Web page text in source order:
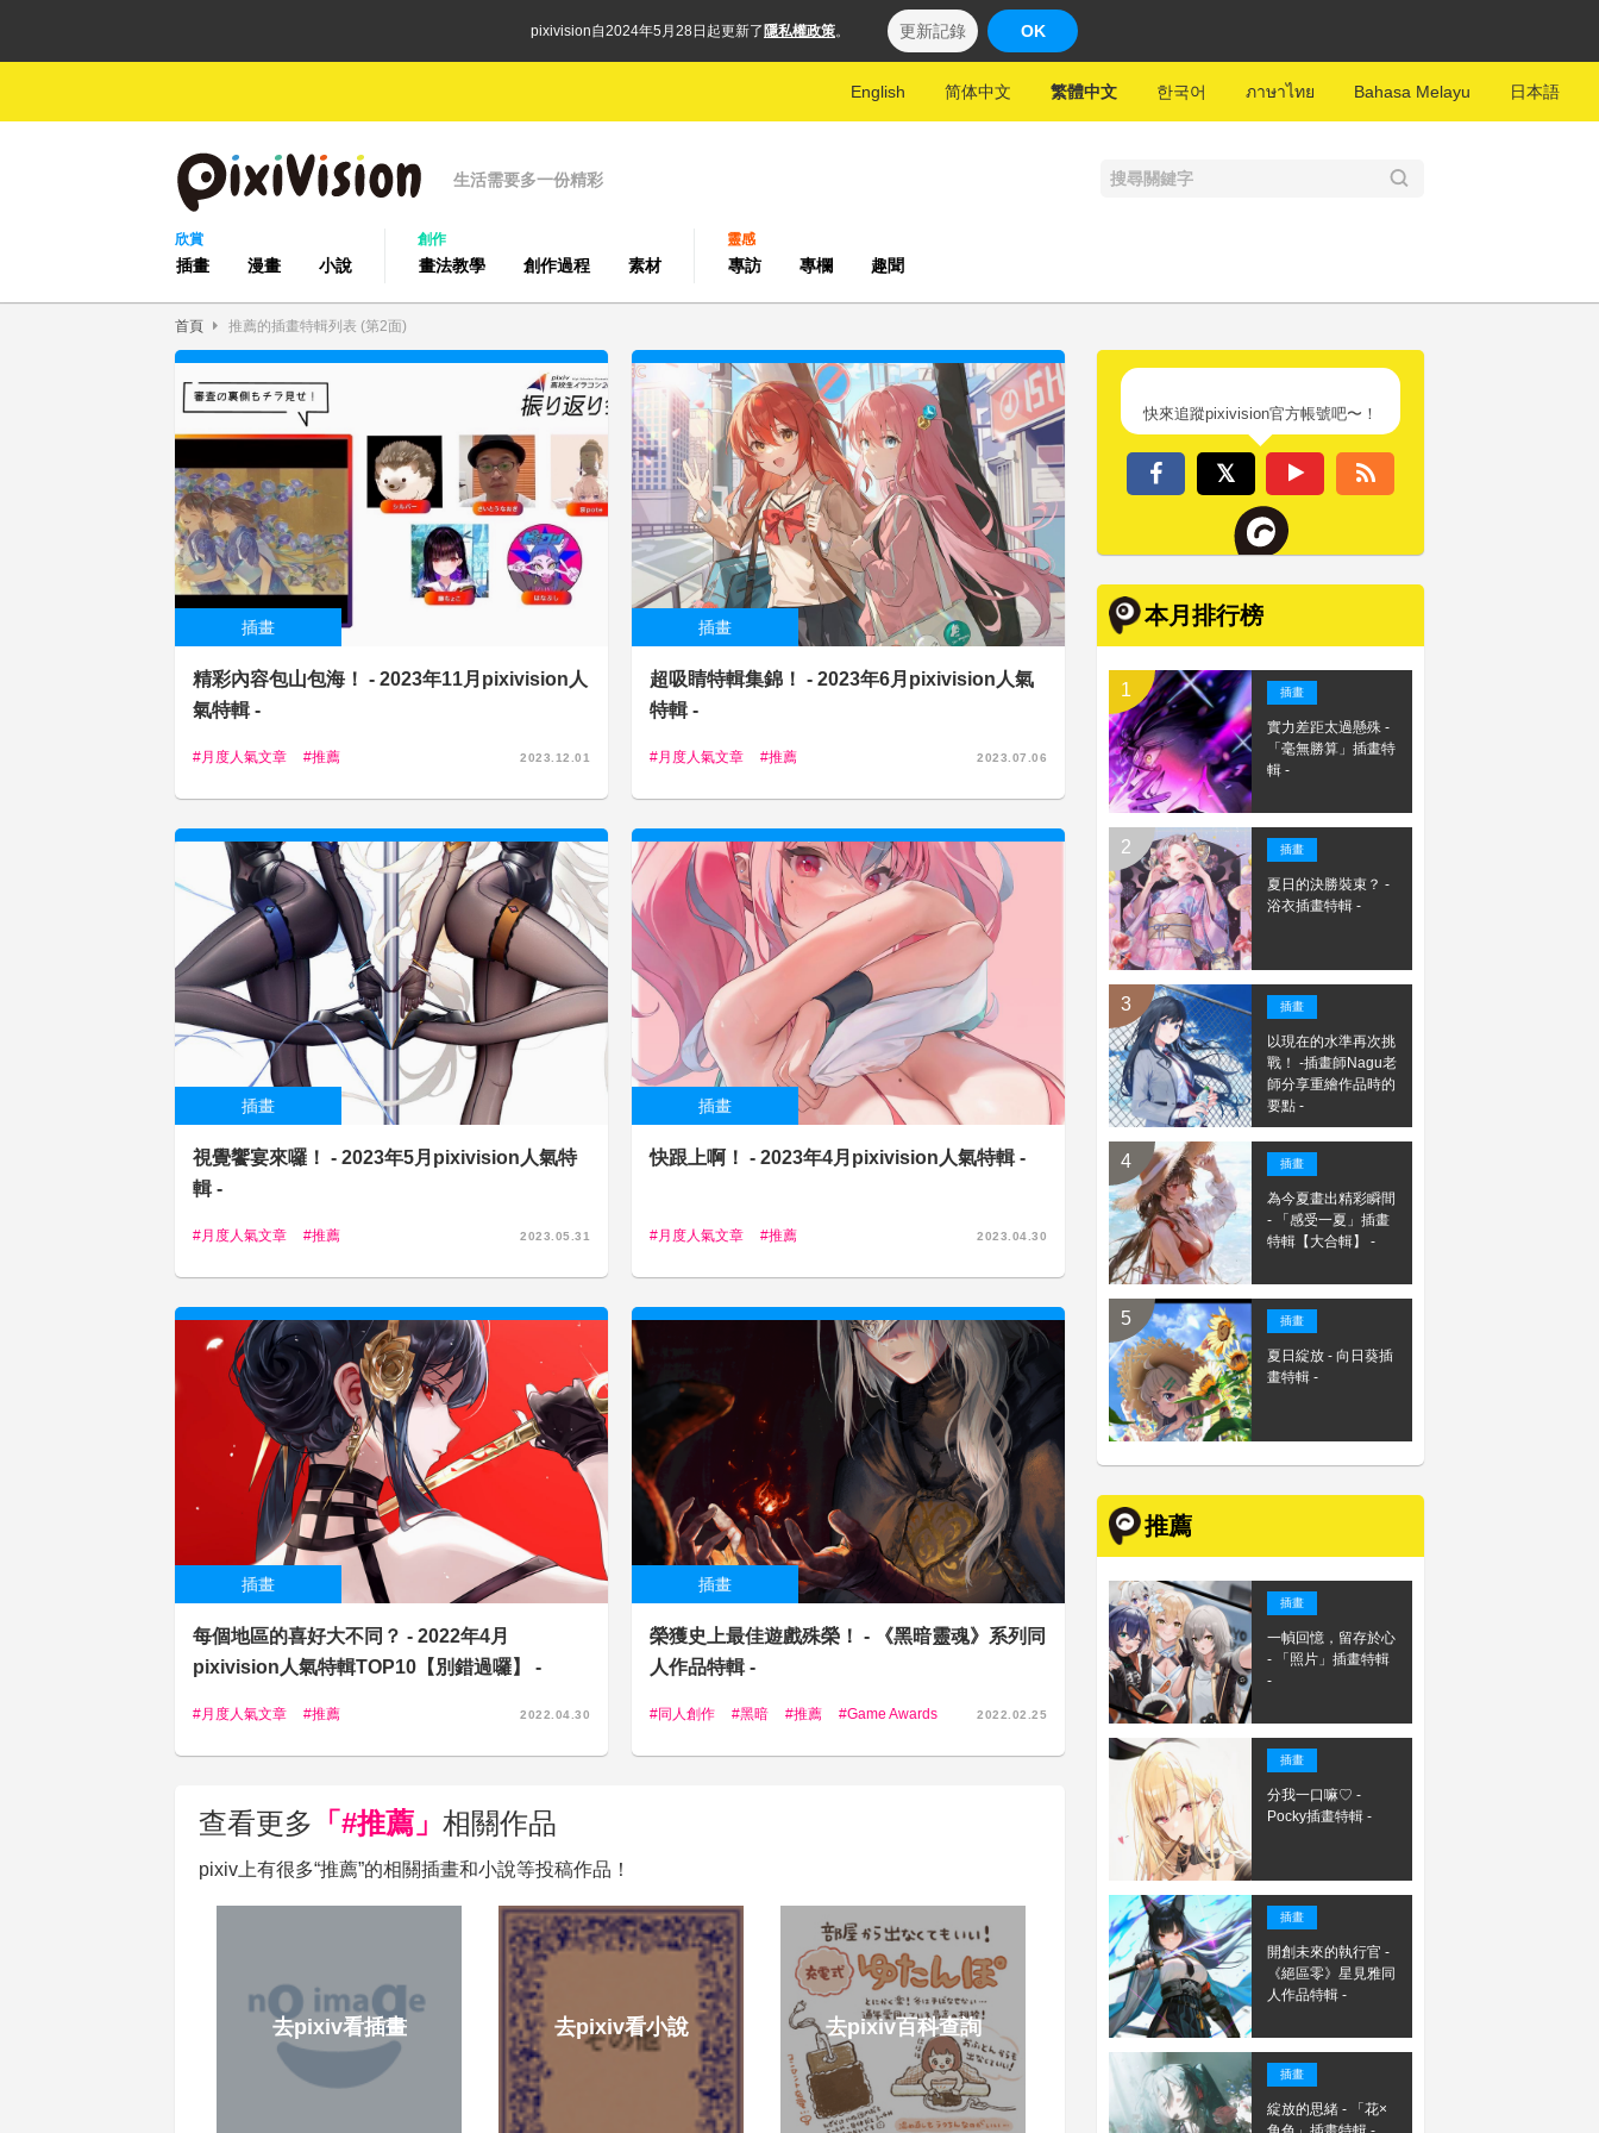
pixivision自2024年5月28日起更新了 隱私權政策。 更新記錄 OK
English 简体中文 繁體中文 한국어 ภาษาไทย Bahasa Melayu 日本語
生活需要多一份精彩
欣賞
插畫 漫畫 小說
創作
畫法教學 創作過程 素材
靈感
專訪 專欄 趣聞
首頁 推薦的插畫特輯列表 (第2面)
插畫
精彩內容包山包海！ - 2023年11月pixivision人
氣特輯 -
月度人氣文章 推薦 2023.12.01
插畫
超吸睛特輯集錦！ - 2023年6月pixivision人氣
特輯 -
月度人氣文章 推薦 2023.07.06
插畫
視覺饗宴來囉！ - 2023年5月pixivision人氣特
輯 -
月度人氣文章 推薦 2023.05.31
插畫
快跟上啊！ - 2023年4月pixivision人氣特輯 -
月度人氣文章 推薦 2023.04.30
插畫
每個地區的喜好大不同？ - 2022年4月
pixivision人氣特輯TOP10【別錯過囉】 -
月度人氣文章 推薦 2022.04.30
插畫
榮獲史上最佳遊戲殊榮！ - 《黑暗靈魂》系列同
人作品特輯 -
同人創作 黑暗 推薦 Game Awards 2022.02.25
查看更多 「#推薦」 相關作品
pixiv上有很多“推薦”的相關插畫和小說等投稿作品！
去pixiv看插畫 去pixiv看小說 去pixiv百科查詢
快來追蹤pixivision官方帳號吧〜！
本月排行榜
插畫
實力差距太過懸殊 -
「毫無勝算」插畫特
輯 -
插畫
夏日的決勝裝束？ -
浴衣插畫特輯 -
插畫
以現在的水準再次挑
戰！ -插畫師Nagu老
師分享重繪作品時的
要點 -
插畫
為今夏畫出精彩瞬間
- 「感受一夏」插畫
特輯【大合輯】 -
插畫
夏日綻放 - 向日葵插
畫特輯 -
推薦
插畫
一幀回憶，留存於心
- 「照片」插畫特輯
-
插畫
分我一口嘛♡ -
Pocky插畫特輯 -
插畫
開創未來的執行官 -
《絕區零》星見雅同
人作品特輯 -
插畫
綻放的思緒 - 「花×